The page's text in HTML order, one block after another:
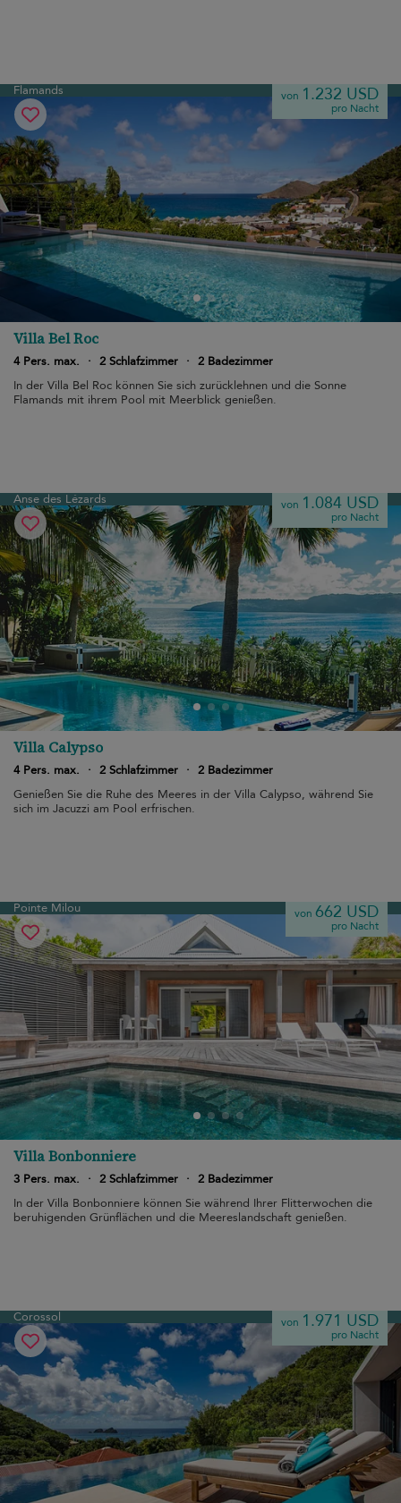
Flamands von 1.232 USD
pro Nacht
Villa Bel Roc
4 Pers. max. · 2 Schlafzimmer · 2 Badezimmer
In der Villa Bel Roc können Sie sich zurücklehnen und die Sonne
Flamands mit ihrem Pool mit Meerblick genießen.
Anse des Lézards von 1.084 USD
pro Nacht
Villa Calypso
4 Pers. max. · 2 Schlafzimmer · 2 Badezimmer
Genießen Sie die Ruhe des Meeres in der Villa Calypso, während Sie
sich im Jacuzzi am Pool erfrischen.
Pointe Milou von 662 USD
pro Nacht
Villa Bonbonniere
3 Pers. max. · 2 Schlafzimmer · 2 Badezimmer
In der Villa Bonbonniere können Sie während Ihrer Flitterwochen die
beruhigenden Grünflächen und die Meereslandschaft genießen.
Corossol von 1.971 USD
pro Nacht